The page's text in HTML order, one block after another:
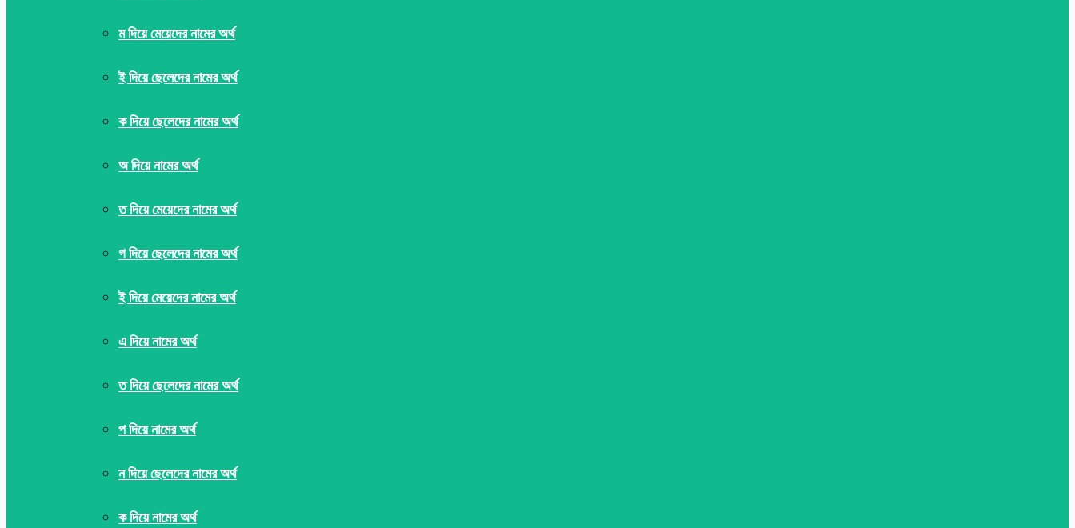
ম দিয়ে মেয়েদের নামের অর্থ
ই দিয়ে ছেলেদের নামের অর্থ
ক দিয়ে ছেলেদের নামের অর্থ
অ দিয়ে নামের অর্থ
ত দিয়ে মেয়েদের নামের অর্থ
গ দিয়ে ছেলেদের নামের অর্থ
ই দিয়ে মেয়েদের নামের অর্থ
এ দিয়ে নামের অর্থ
ত দিয়ে ছেলেদের নামের অর্থ
প দিয়ে নামের অর্থ
ন দিয়ে ছেলেদের নামের অর্থ
ক দিয়ে নামের অর্থ